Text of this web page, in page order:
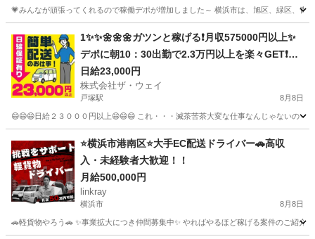
💗みんなが頑張ってくれるので稼働デポが増加しました～ 横浜市は、旭区、緑区、
番田駅 ネットスーパー
1✨✨🌼🌼🌼ガツンと稼げる❗️月収575000円以上✨
デポに朝10：30出勤で2.3万円以上を楽々GET❗️お
寝坊さん大集合🎵軽貨物ドライバー🌸🌸
日給23,000円
株式会社ザ・ウェイ
戸塚駅 8月8日
😄😄😄日給２３０００円以上😄😄😄 これ・・・滅茶苦茶大変な仕事なんじゃないの
戸塚駅 ドライバー ネットスーパー
⭐️横浜市港南区⭐️大手EC配送ドライバー🚗高収
入・未経験者大歓迎！！
月給500,000円
linkray
横浜市 8月8日
🚗軽貨物やろう🚗 ✨事業拡大につき仲間募集中✨ やればやるほど稼げる案件のご紹